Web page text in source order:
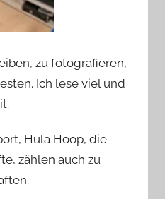
zu fotografieren,
Ich lese viel und
Hula Hoop, die
zählen auch zu